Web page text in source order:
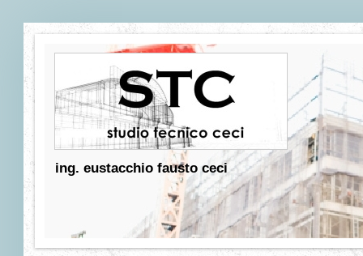
ing. eustacchio fausto ceci